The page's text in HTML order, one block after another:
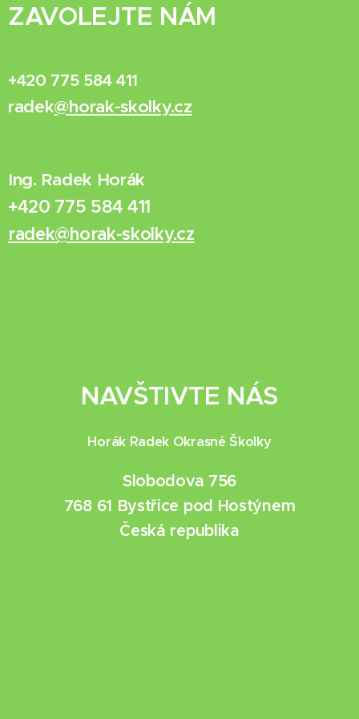
ZAVOLEJTE NÁM
+420 775 584 411
radek@horak-skolky.cz
Ing. Radek Horák
+420 775 584 411
radek@horak-skolky.cz
NAVŠTIVTE NÁS
Horák Radek Okrasné Školky
Slobodova 756
768 61 Bystřice pod Hostýnem
Česká republika